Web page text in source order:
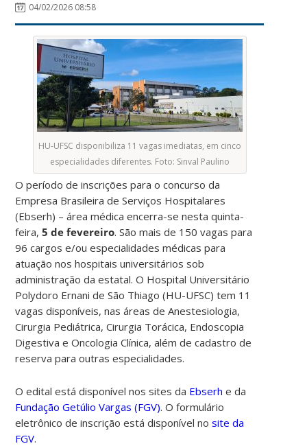
04/02/2026 08:58
HU-UFSC disponibiliza 11 vagas imediatas, em cinco
especialidades diferentes. Foto: Sinval Paulino
O período de inscrições para o concurso da
Empresa Brasileira de Serviços Hospitalares
(Ebserh) – área médica encerra-se nesta quinta-
feira,5 de fevereiro. São mais de 150 vagas para
96 cargos e/ou especialidades médicas para
atuação nos hospitais universitários sob
administração da estatal. O Hospital Universitário
Polydoro Ernani de São Thiago (HU-UFSC) tem 11
vagas disponíveis, nas áreas de Anestesiologia,
Cirurgia Pediátrica, Cirurgia Torácica, Endoscopia
Digestiva e Oncologia Clínica, além de cadastro de
reserva para outras especialidades.
O edital está disponível nos sites da Ebserh e da
Fundação Getúlio Vargas (FGV). O formulário
eletrônico de inscrição está disponível nosite da
FGV.